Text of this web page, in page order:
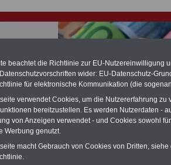
für Beamte & Ruhestandsbeamte (zu
hat die Landesbesoldung von
erklärt (Berlin muss bisMärz 2027
die zun hohen Nachzahlungen führen
wird es hohe Nachzahlungen
alle (!) Beamte zwischen mind. 3.000 und
hierzu eine Broschüre heraus, die unmittelbar
der Bundesregierung vorgelegt wird (im II.
beachtet die Richtlinie zur EU-Nutzereinwilligung
wider: EU-Datenschutz-
für elektronische Kommunikation (die
verwendet Cookies, um die Nutzererfahrung
bereitzustellen. Es werden Nutzerdaten -
von Anzeigen verwendet - und Cookies sowohl
Werbung genutzt.
macht Gebrauch von Cookies von Dritten,